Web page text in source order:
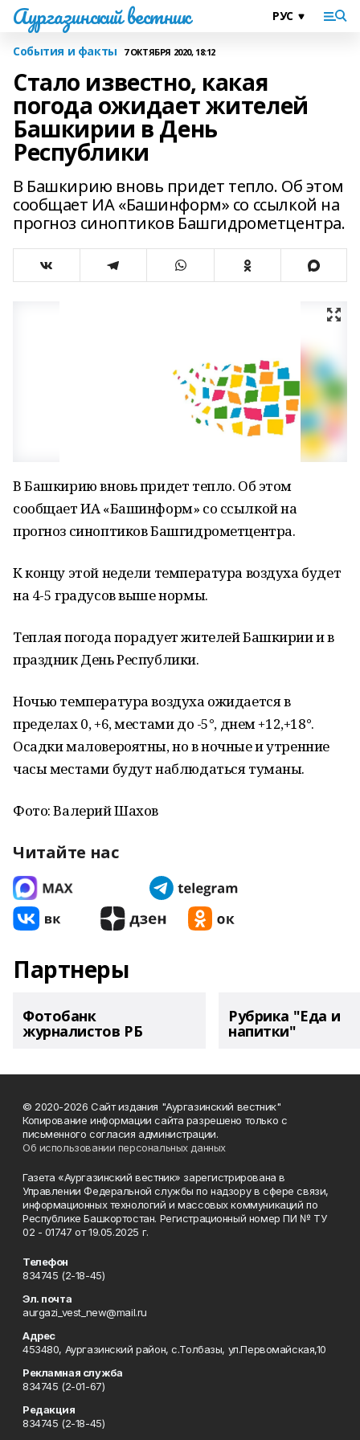
Аургазинский вестник
События и факты 7 ОКТЯБРЯ 2020, 18:12
Стало известно, какая
погода ожидает жителей
Башкирии в День
Республики
В Башкирию вновь придет тепло. Об этом
сообщает ИА «Башинформ» со ссылкой на
прогноз синоптиков Башгидрометцентра.
В Башкирию вновь придет тепло. Об этом
сообщает ИА «Башинформ» со ссылкой на
прогноз синоптиков Башгидрометцентра.
К концу этой недели температура воздуха будет
на 4-5 градусов выше нормы.
Теплая погода порадует жителей Башкирии и в
праздник День Республики.
Ночью температура воздуха ожидается в
пределах 0, +6, местами до -5°, днем +12,+18°.
Осадки маловероятны, но в ночные и утренние
часы местами будут наблюдаться туманы.
Фото: Валерий Шахов
Читайте нас
Партнеры
Фотобанк
журналистов РБ
Рубрика "Еда и
напитки"
© 2020-2026 Сайт издания "Аургазинский вестник"
Копирование информации сайта разрешено только с
письменного согласия администрации.
Об использовании персональных данных
Газета «Аургазинский вестник» зарегистрирована в
Управлении Федеральной службы по надзору в сфере связи,
информационных технологий и массовых коммуникаций по
Республике Башкортостан. Регистрационный номер ПИ № ТУ
02 - 01747 от 19.05.2025 г.
Телефон
834745 (2-18-45)
Эл. почта
aurgazi_vest_new@mail.ru
Адрес
453480, Аургазинский район, с.Толбазы, ул.Первомайская,10
Рекламная служба
834745 (2-01-67)
Редакция
834745 (2-18-45)